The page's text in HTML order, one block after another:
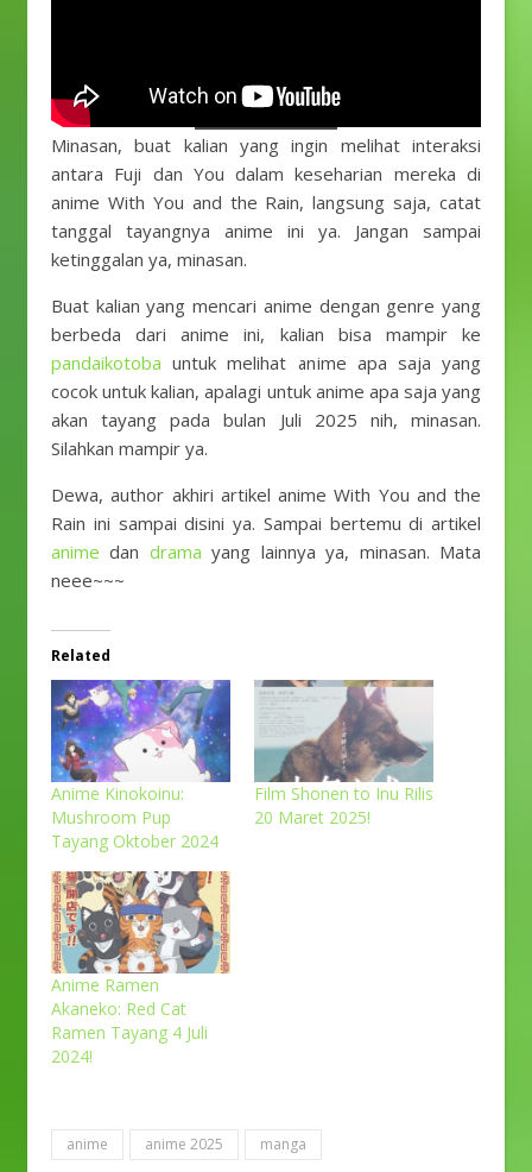
Minasan, buat kalian yang ingin melihat interaksi
antara Fuji dan You dalam keseharian mereka di
anime With You and the Rain, langsung saja, catat
tanggal tayangnya anime ini ya. Jangan sampai
ketinggalan ya, minasan.
Buat kalian yang mencari anime dengan genre yang
berbeda dari anime ini, kalian bisa mampir ke
pandaikotoba untuk melihat anime apa saja yang
cocok untuk kalian, apalagi untuk anime apa saja yang
akan tayang pada bulan Juli 2025 nih, minasan.
Silahkan mampir ya.
Dewa, author akhiri artikel anime With You and the
Rain ini sampai disini ya. Sampai bertemu di artikel
anime dan drama yang lainnya ya, minasan. Mata
neee~~~
Related
Anime Kinokoinu:
Mushroom Pup
Tayang Oktober 2024
Film Shonen to Inu Rilis
20 Maret 2025!
Anime Ramen
Akaneko: Red Cat
Ramen Tayang 4 Juli
2024!
anime anime 2025 manga